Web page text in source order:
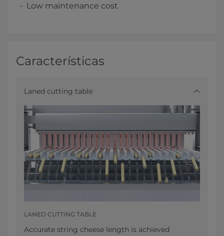
Low maintenance cost
Características
Laned cutting table
LANED CUTTING TABLE
Accurate string cheese length is achieved